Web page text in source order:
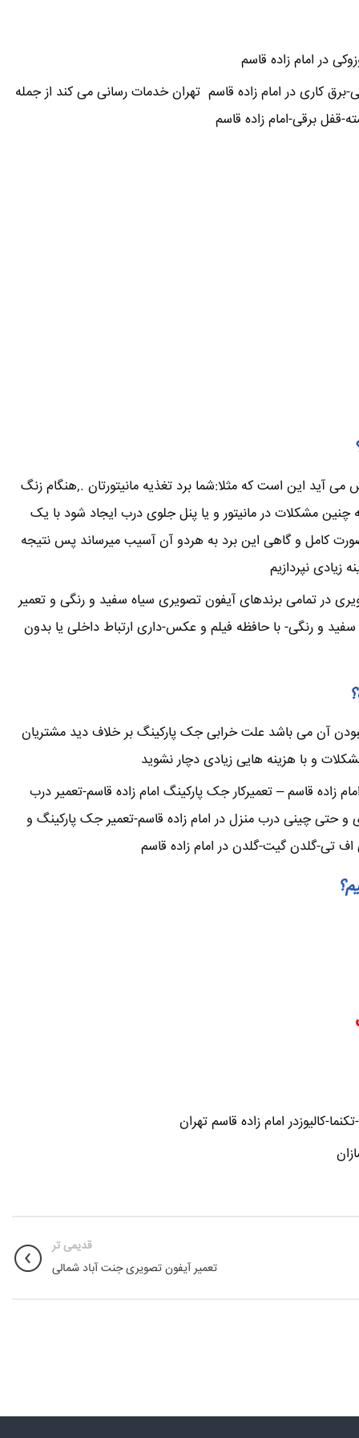
در امام زاده قاسم
کاری در امام زاده قاسم تهران خدمات رسانی می کند از جمله
قفل برقی-امام زاده قاسم
آید این است که مثلا:شما برد تغذیه مانیتورتان .,هنگام زنگ
مشکلات در مانیتور و یا پنل جلوی درب ایجاد شود با یک
کامل و گاهی این برد به هردو آن آسیب میرساند پس نتیجه
نپردازیم
در تمامی برندهای آیفون تصویری سیاه سفید و رنگی و تعمیر
و رنگی- با حافظه فیلم و عکس-داری ارتباط داخلی یا بدون
آن می باشد علت خرابی جک پارکینگ بر خلاف دید مشتریان
و با هزینه هایی زیادی دچار نشوید
قاسم – تعمیرکار جک پارکینگ امام زاده قاسم-تعمیر درب
و حتی چینی درب منزل در امام زاده قاسم-تعمیر جک پارکینگ و
اف تی-گلدن گیت-گلدن در امام زاده قاسم
کالیوزدر امام زاده قاسم تهران
قدیمی تر
تعمیر آیفون تصویری جنت آباد شمالی